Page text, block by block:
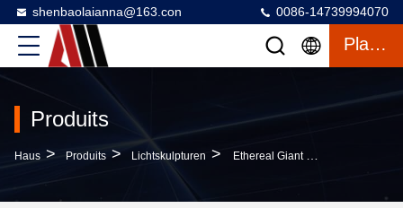
shenbaolaianna@163.con 0086-14739994070
Plaudern
Produits
Haus > Produits > Lichtskulpturen > Ethereal Giant Koi Fish Lantern - Maßgeschneiderte 3D-Papierkunstinstallation Für Aktivitäten Und Veranstaltungen Von Luxusmarken